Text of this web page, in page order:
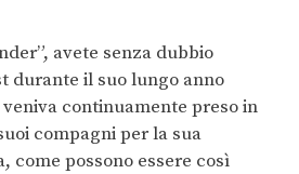
avete senza dubbio
durante il suo lungo anno
continuamente preso in
compagni per la sua
come possono essere così